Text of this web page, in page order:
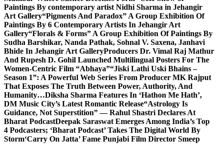
Paintings By contemporary artist Nidhi Sharma in Jehangir
Art Gallery“Pigments And Paradox” A Group Exhibition Of
Paintings By 6 Contemporary Artists In Jehangir Art
Gallery“Florals & Forms” A Group Exhibition Of Paintings By
Sudha Barshikar, Nanda Pathak, Sohnal V. Saxena, Janhavi
Bhide In Jehangir Art GalleryProducers Dr. Vimal Raj Mathur
And Rupesh D. Gohil Launched Multilingual Posters For The
Women-Centric Film “Abhaya”“Jiski Lathi Uski Bhains –
Season 1”: A Powerful Web Series From Producer MK Rajput
That Exposes The Truth Between Power, Authority, And
Humanity…Diksha Sharma Features In ‘Hathon Me Hath’,
DM Music City’s Latest Romantic Release“Astrology Is
Guidance, Not Superstition” — Rahul Shastri Declares At
Bharat PodcastDeepak Saraswat Emerges Among India’s Top
4 Podcasters; ‘Bharat Podcast’ Takes The Digital World By
Storm‘Carry On Jatta’ Fame Punjabi Film Director Smeep